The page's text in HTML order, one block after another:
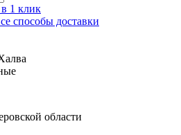
1 клик
способы доставки
области